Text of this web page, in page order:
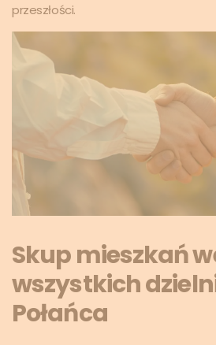
przeszłości.
Skup mieszkań
wszystkich
Połańca